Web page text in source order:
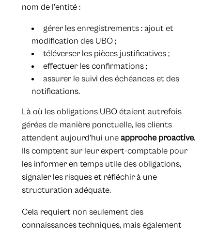
nom de l’entité :
gérer les enregistrements : ajout et
modification des UBO ;
téléverser les pièces justificatives ;
effectuer les confirmations ;
assurer le suivi des échéances et des
notifications.
Là où les obligations UBO étaient autrefois
gérées de manière ponctuelle, les clients
attendent aujourd’hui uneapproche proactive.
Ils comptent sur leur expert-comptable pour
les informer en temps utile des obligations,
signaler les risques et réfléchir à une
structuration adéquate.
Cela requiert non seulement des
connaissances techniques, mais également